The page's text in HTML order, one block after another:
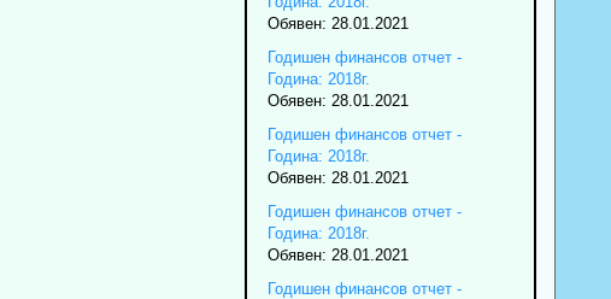
Обявен: 28.01.2021
Годишен финансов отчет -
Година: 2018г.
Обявен: 28.01.2021
Годишен финансов отчет -
Година: 2018г.
Обявен: 28.01.2021
Годишен финансов отчет -
Година: 2018г.
Обявен: 28.01.2021
Годишен финансов отчет -